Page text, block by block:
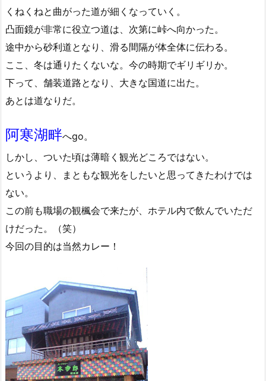
くねくねと曲がった道が細くなっていく。
凸面鏡が非常に役立つ道は、次第に峠へ向かった。
途中から砂利道となり、滑る間隔が体全体に伝わる。
ここ、冬は通りたくないな。今の時期でギリギリか。
下って、舗装道路となり、大きな国道に出た。
あとは道なりだ。
阿寒湖畔へgo。
しかし、ついた頃は薄暗く観光どころではない。
というより、まともな観光をしたいと思ってきたわけでは
ない。
この前も職場の観楓会で来たが、ホテル内で飲んでいただ
けだった。（笑）
今回の目的は当然カレー！